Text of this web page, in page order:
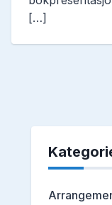
[…]